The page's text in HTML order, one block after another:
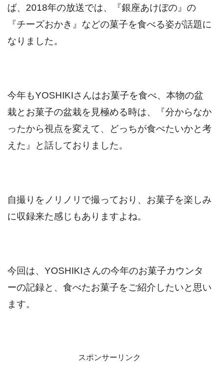
ば、2018年の放送では、『銀座あけぼの』の
『チーズおかき』などの菓子を食べる姿が話題に
なりました。
今年もYOSHIKIさんはお菓子を食べ、本物の盆
栽とお菓子の盆栽を見極める時は、『分からなか
ったから視点を変えて、どっちが食べたいかと考
えた』と話しておりました。
自撮りをノリノリで撮っており、お菓子を楽しみ
に収録来た感じもありますよね。
今回は、YOSHIKIさんの今年のお菓子カウンタ
ーの記録と、食べたお菓子をご紹介したいと思い
ます。
スポンサーリンク